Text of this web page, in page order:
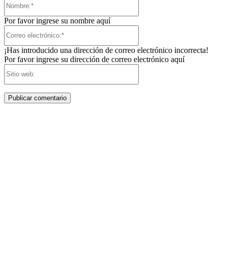
Por favor ingrese su nombre aquí
¡Has introducido una dirección de correo electrónico incorrecta!
Por favor ingrese su dirección de correo electrónico aquí